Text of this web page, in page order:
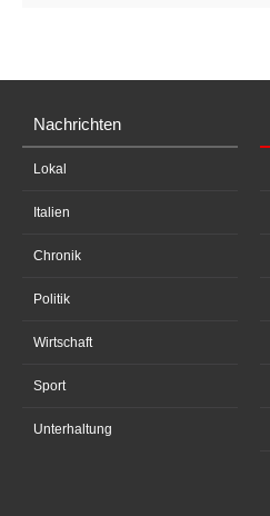
Nachrichten
Lokal
Italien
Chronik
Politik
Wirtschaft
Sport
Unterhaltung